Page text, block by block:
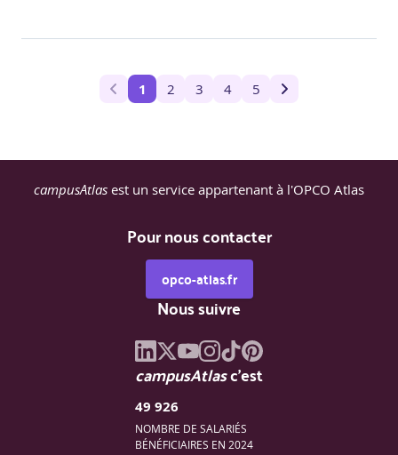
1 2 3 4 5
campusAtlas est un service appartenant à l'OPCO Atlas
Pour nous contacter
opco-atlas.fr
Nous suivre
campusAtlasc'est
49 926
NOMBRE DE SALARIÉS
BÉNÉFICIAIRES EN 2024